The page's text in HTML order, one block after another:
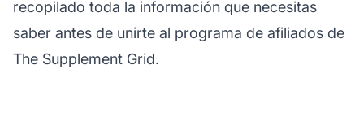
recopilado toda la información que necesitas
saber antes de unirte al programa de afiliados de
The Supplement Grid.